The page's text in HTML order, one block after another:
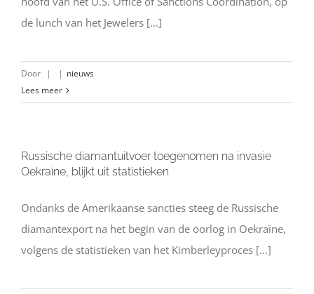
de lunch van het Jewelers [...]
Door | | nieuws
Lees meer
Russische diamantuitvoer toegenomen na invasie
Oekraïne, blijkt uit statistieken
Ondanks de Amerikaanse sancties steeg de Russische
diamantexport na het begin van de oorlog in Oekraïne,
volgens de statistieken van het Kimberleyproces [...]